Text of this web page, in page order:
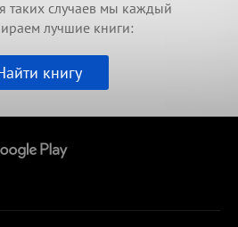
таких случаев мы каждый
лучшие книги:
книгу